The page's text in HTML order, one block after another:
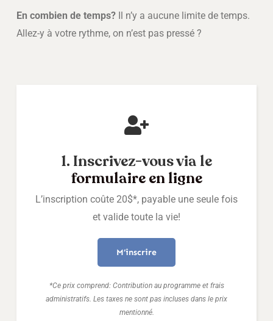
En combien de temps?Il n’y a aucune limite de temps.
Allez-y à votre rythme, on n’est pas pressé ?
1. Inscrivez-vous via le
formulaire en ligne
L’inscription coûte 20$*, payable une seule fois
et valide toute la vie!
M’inscrire
*Ce prix comprend: Contribution au programme et frais
administratifs. Les taxes ne sont pas incluses dans le prix
mentionné.